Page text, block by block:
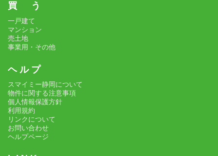
買 う
一戸建て
マンション
売土地
事業用・その他
ヘ ル プ
スマイミー静岡について
物件に関する注意事項
個人情報保護方針
利用規約
リンクについて
お問い合わせ
ヘルプページ